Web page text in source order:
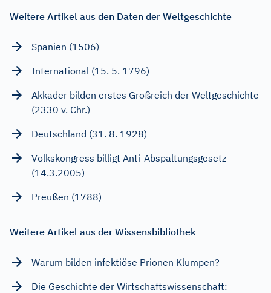
Weitere Artikel aus den Daten der Weltgeschichte
Spanien (1506)
International (15. 5. 1796)
Akkader bilden erstes Großreich der Weltgeschichte
(2330 v. Chr.)
Deutschland (31. 8. 1928)
Volkskongress billigt Anti-Abspaltungsgesetz
(14.3.2005)
Preußen (1788)
Weitere Artikel aus der Wissensbibliothek
Warum bilden infektiöse Prionen Klumpen?
Die Geschichte der Wirtschaftswissenschaft: